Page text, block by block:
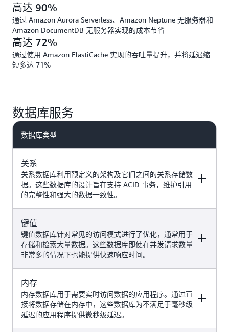
高达 90%
通过 Amazon Aurora Serverless、Amazon Neptune 无服务器和
Amazon DocumentDB 无服务器实现的成本节省
高达 72%
通过使用 Amazon ElastiCache 实现的吞吐量提升，并将延迟缩
短多达 71%
数据库服务
数据库类型
关系
关系数据库利用预定义的架构及它们之间的关系存储数
据。这些数据库的设计旨在支持 ACID 事务，维护引用
的完整性和强大的数据一致性。
示例
传统应用程序、企业资源规划
（ERP）、客户关系管理
（CRM）、电子商务、生成式人工
智能使用案例（例如带有检索增强
生成的聊天机器人、相似度搜索、
推荐系统等）
键值
键值数据库针对常见的访问模式进行了优化，通常用于
存储和检索大量数据。这些数据库即使在并发请求数量
非常多的情况下也能提供快速响应时间。
示例
高流量 Web 应用程序、电子商务
系统、游戏应用程序、生成式人工
内存
内存数据库用于需要实时访问数据的应用程序。通过直
接将数据存储在内存中，这些数据库为不满足于毫秒级
延迟的应用程序提供微秒级延迟。